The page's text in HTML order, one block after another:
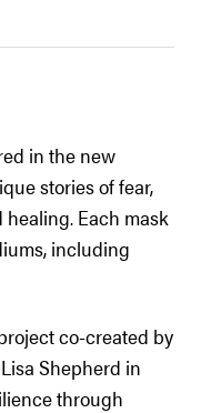
in the new
stories of fear,
healing. Each mask
including
co-created by
Shepherd in
through